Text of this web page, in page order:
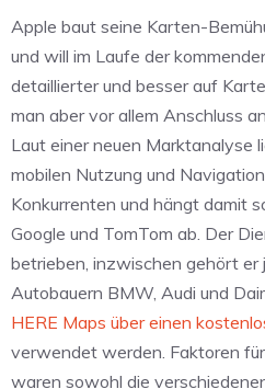
Apple baut seine Karten-
und will im Laufe der
detaillierter und besser auf
man aber vor allem Anschluss
Laut einer neuen Marktanalyse
mobilen Nutzung und
Konkurrenten und hängt damit
Google und TomTom ab. Der
betrieben, inzwischen gehört er
Autobauern BMW, Audi und
HERE Maps über einen
verwendet werden. Faktoren
waren sowohl die